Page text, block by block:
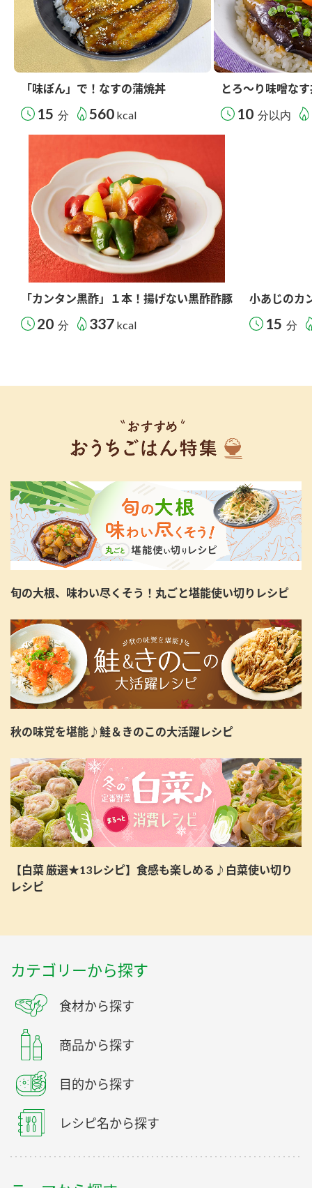
「味ぽん」で！なすの蒲焼丼
15 分 560 kcal
とろ～り味噌な
10 分以内
「カンタン黒酢」１本！揚げない黒酢酢豚
20 分 337 kcal
小あじのカ
15 分
旬の大根、味わい尽くそう！丸ごと堪能使い切りレシピ
秋の味覚を堪能♪鮭＆きのこの大活躍レシピ
【白菜 厳選★13レシピ】食感も楽しめる♪白菜使い切り
レシピ
カテゴリーから探す
食材から探す
商品から探す
目的から探す
レシピ名から探す